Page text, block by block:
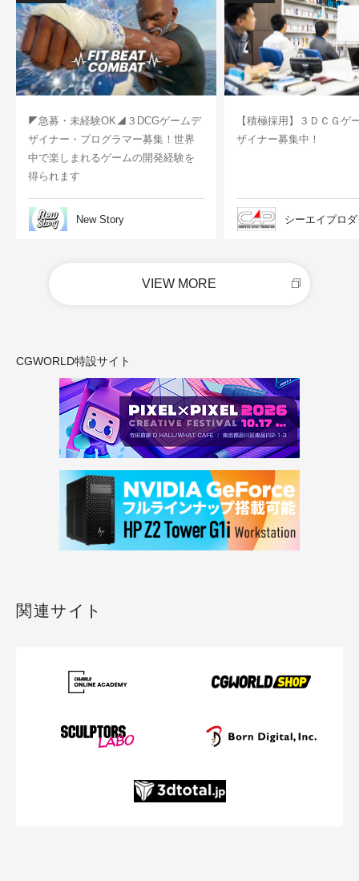
◤急募・未経験OK◢３DCGゲームデ
ザイナー・プログラマー募集！世界
中で楽しまれるゲームの開発経験を
得られます
New Story
【積極採用】３ＤＣＧゲ
ザイナー募集中！
シーエイプロ
VIEW MORE
CGWORLD特設サイト
関連サイト